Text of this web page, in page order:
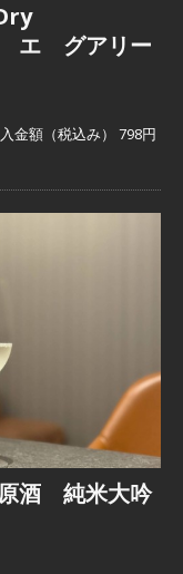
エ グアリー
金額（税込み） 798円
酒 純米大吟